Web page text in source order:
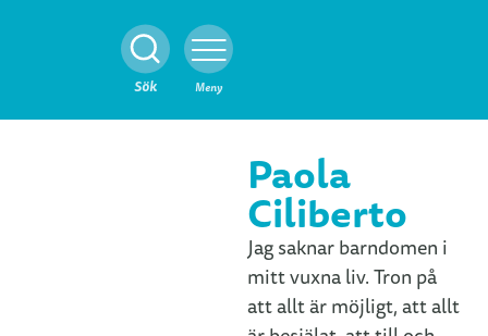
Sök
Stäng Meny
Paola
Ciliberto
Jag saknar barndomen i
mitt vuxna liv. Tron på
att allt är möjligt, att allt